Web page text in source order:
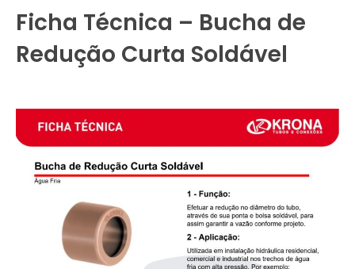
Ficha Técnica – Bucha de
Redução Curta Soldável